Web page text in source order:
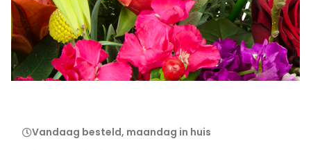
Vandaag besteld, maandag in huis